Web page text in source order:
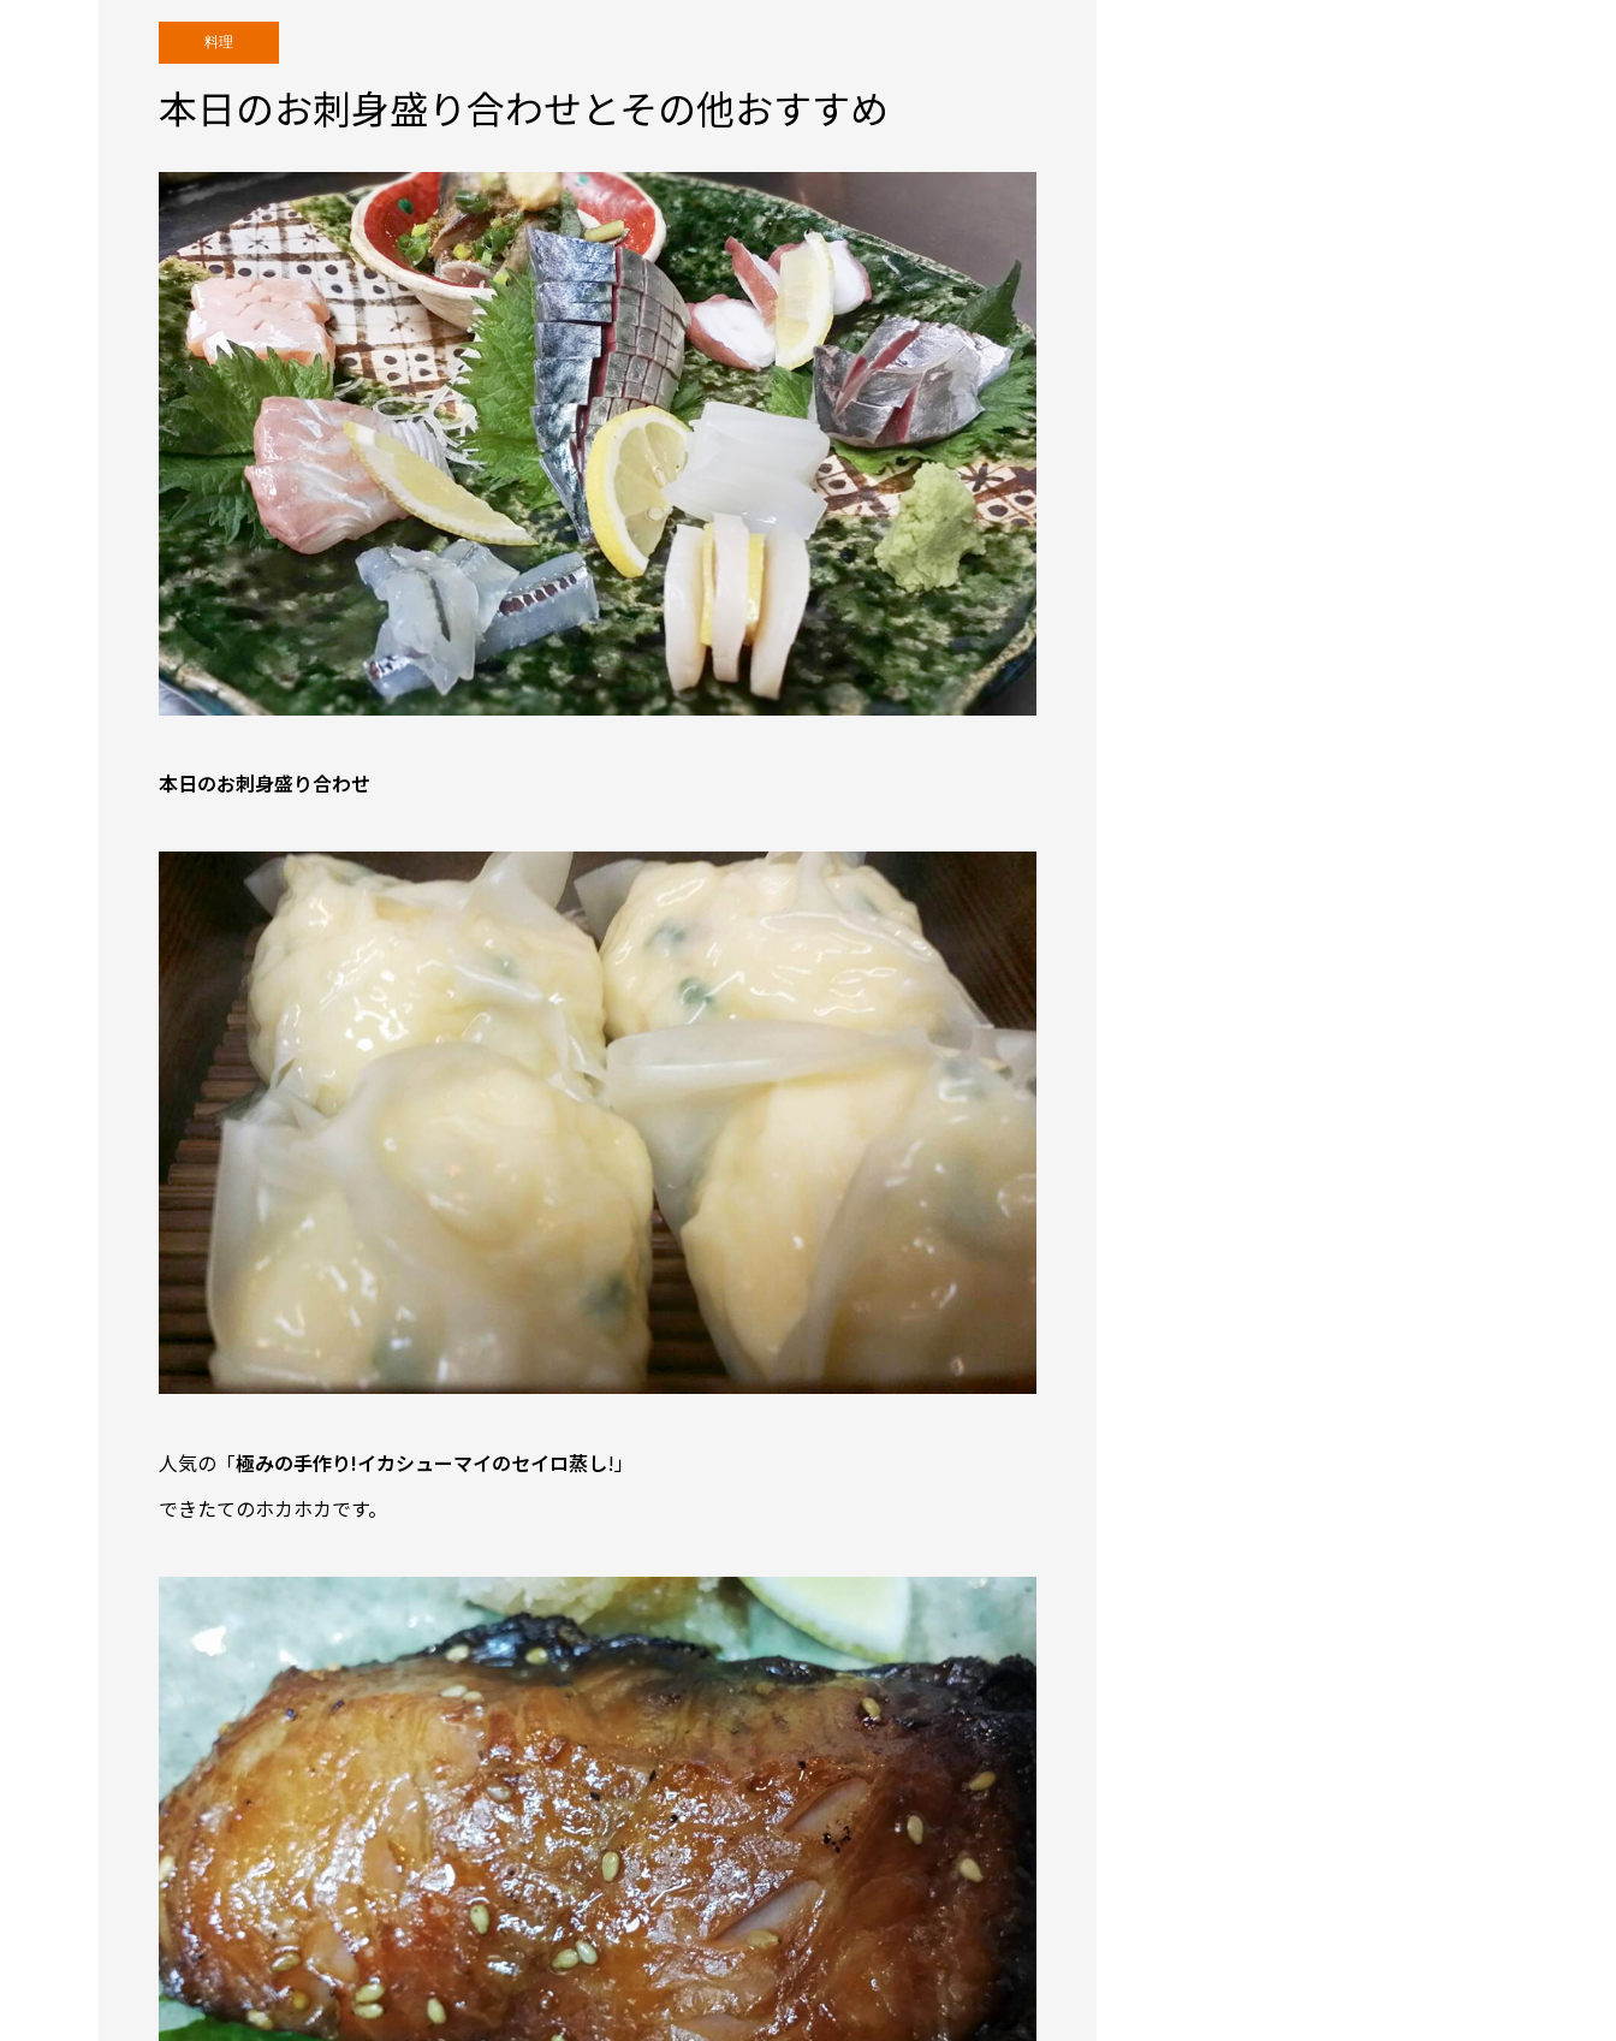
料理
本日のお刺身盛り合わせとその他おすすめ
本日のお刺身盛り合わせ
人気の「極みの手作り!イカシューマイのセイロ蒸し!」
できたてのホカホカです。